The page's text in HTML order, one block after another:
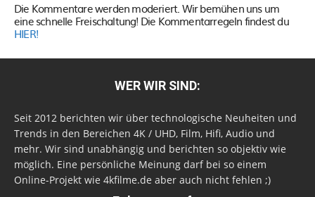
Die Kommentare werden moderiert. Wir bemühen uns um
eine schnelle Freischaltung! Die Kommentarregeln findest du
HIER!
WER WIR SIND:
Seit 2012 berichten wir über technologische Neuheiten und
Trends in den Bereichen 4K / UHD, Film, Hifi, Audio und
mehr. Wir sind unabhängig und berichten so objektiv wie
möglich. Eine persönliche Meinung darf bei so einem
Online-Projekt wie 4kfilme.de aber auch nicht fehlen ;)